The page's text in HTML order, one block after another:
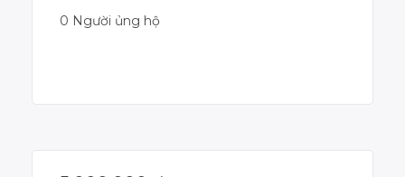
0 Người ủng hộ